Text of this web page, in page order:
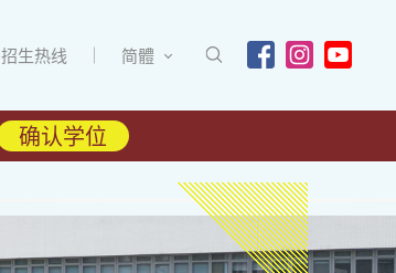
招生热线 简體
确认学位